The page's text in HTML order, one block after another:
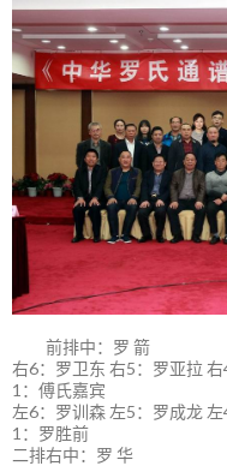
前排中：罗 箭
右6：罗卫东 右5：罗亚拉
1：傅氏嘉宾
左6：罗训森 左5：罗成龙
1：罗胜前
二排右中：罗 华